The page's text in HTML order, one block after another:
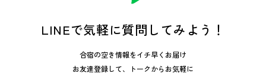
LINEで気軽に質問してみよう！
合宿の空き情報をイチ早くお届け
お友達登録して、トークからお気軽に